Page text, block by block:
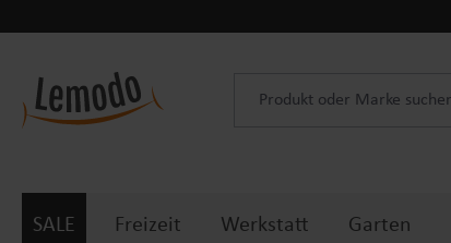
SALE Freizeit Werkstatt Garten